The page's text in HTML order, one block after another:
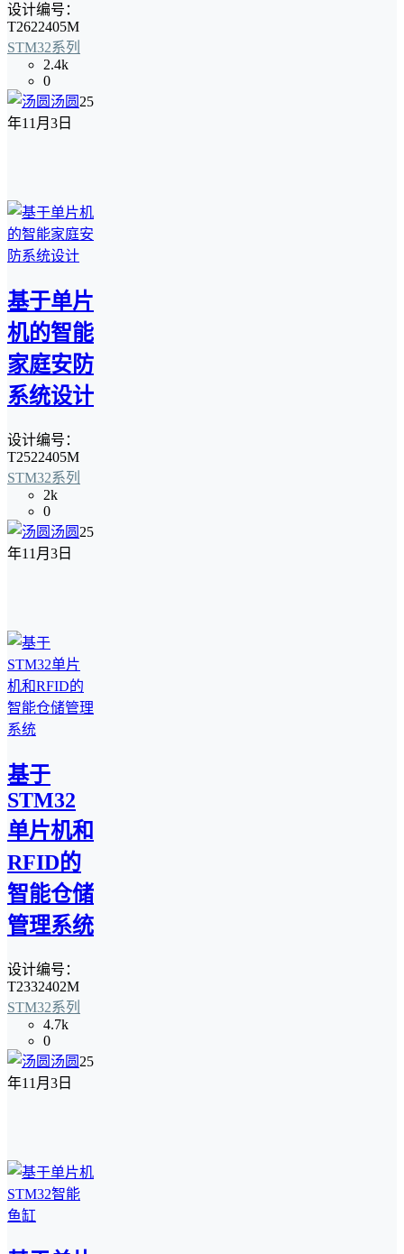
设计编号：
T2622405M
STM32系列
2.4k
0
汤圆 25
年11月3日
基于单片
机的智能
家庭安防
系统设计
设计编号：
T2522405M
STM32系列
2k
0
汤圆 25
年11月3日
基于
STM32
单片机和
RFID的
智能仓储
管理系统
设计编号：
T2332402M
STM32系列
4.7k
0
汤圆 25
年11月3日